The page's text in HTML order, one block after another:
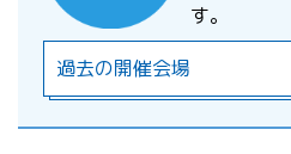
す。
過去の開催会場